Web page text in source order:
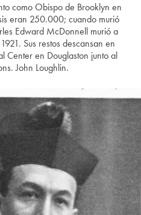
como Obispo de Brooklyn en
eran 250.000; cuando murió
Edward McDonnell murió a
Sus restos descansan en
Center en Douglaston junto al
John Loughlin.